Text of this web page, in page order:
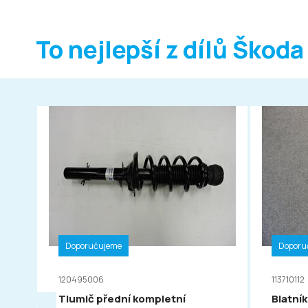
To nejlepší z dílů Škoda
Doporučujeme
120495006
Tlumič přední kompletní
113710112